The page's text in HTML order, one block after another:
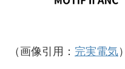
（画像引用： 完実電気）